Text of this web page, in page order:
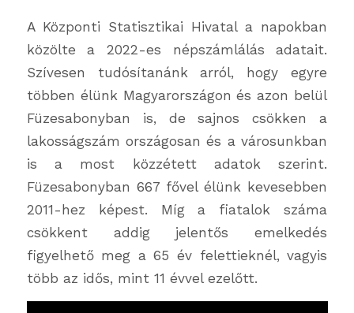
A Központi Statisztikai Hivatal a napokban
közölte a 2022-es népszámlálás adatait.
Szívesen tudósítanánk arról, hogy egyre
többen élünk Magyarországon és azon belül
Füzesabonyban is, de sajnos csökken a
lakosságszám országosan és a városunkban
is a most közzétett adatok szerint.
Füzesabonyban 667 fővel élünk kevesebben
2011-hez képest. Míg a fiatalok száma
csökkent addig jelentős emelkedés
figyelhető meg a 65 év felettieknél, vagyis
több az idős, mint 11 évvel ezelőtt.